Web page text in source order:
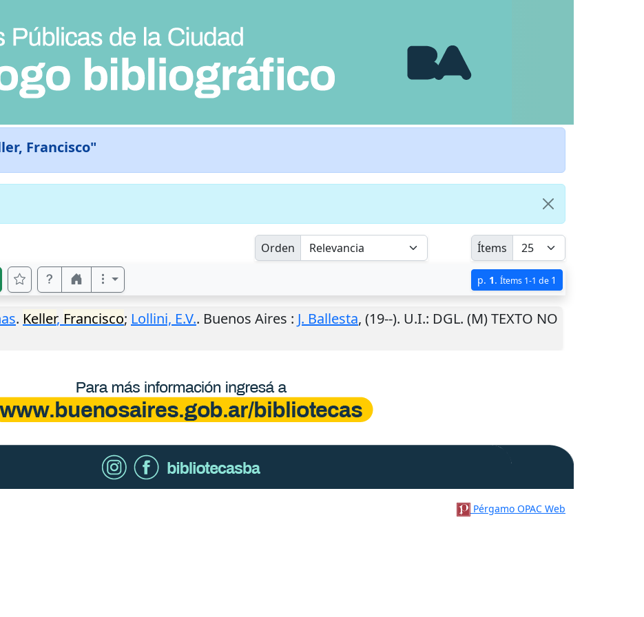
Francisco"
Orden Ítems
p. 1. Ítems 1-1 de 1
. Keller, Francisco; Lollini, E.V.. Buenos Aires : J. Ballesta, (19--). U.I.: DGL. (M) TEXTO NO
Pérgamo OPAC Web